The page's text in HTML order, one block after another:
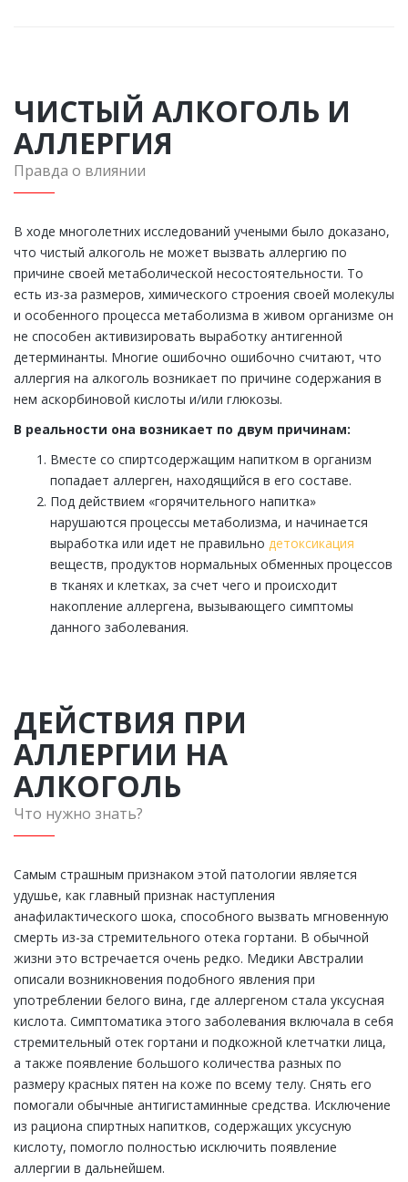
ЧИСТЫЙ АЛКОГОЛЬ И
АЛЛЕРГИЯ
Правда о влиянии
В ходе многолетних исследований учеными было доказано,
что чистый алкоголь не может вызвать аллергию по
причине своей метаболической несостоятельности. То
есть из-за размеров, химического строения своей молекулы
и особенного процесса метаболизма в живом организме он
не способен активизировать выработку антигенной
детерминанты. Многие ошибочно ошибочно считают, что
аллергия на алкоголь возникает по причине содержания в
нем аскорбиновой кислоты и/или глюкозы.
В реальности она возникает по двум причинам:
Вместе со спиртсодержащим напитком в организм
попадает аллерген, находящийся в его составе.
Под действием «горячительного напитка»
нарушаются процессы метаболизма, и начинается
выработка или идет не правильно детоксикация
веществ, продуктов нормальных обменных процессов
в тканях и клетках, за счет чего и происходит
накопление аллергена, вызывающего симптомы
данного заболевания.
ДЕЙСТВИЯ ПРИ
АЛЛЕРГИИ НА
АЛКОГОЛЬ
Что нужно знать?
Самым страшным признаком этой патологии является
удушье, как главный признак наступления
анафилактического шока, способного вызвать мгновенную
смерть из-за стремительного отека гортани. В обычной
жизни это встречается очень редко. Медики Австралии
описали возникновения подобного явления при
употреблении белого вина, где аллергеном стала уксусная
кислота. Симптоматика этого заболевания включала в себя
стремительный отек гортани и подкожной клетчатки лица,
а также появление большого количества разных по
размеру красных пятен на коже по всему телу. Снять его
помогали обычные антигистаминные средства. Исключение
из рациона спиртных напитков, содержащих уксусную
кислоту, помогло полностью исключить появление
аллергии в дальнейшем.